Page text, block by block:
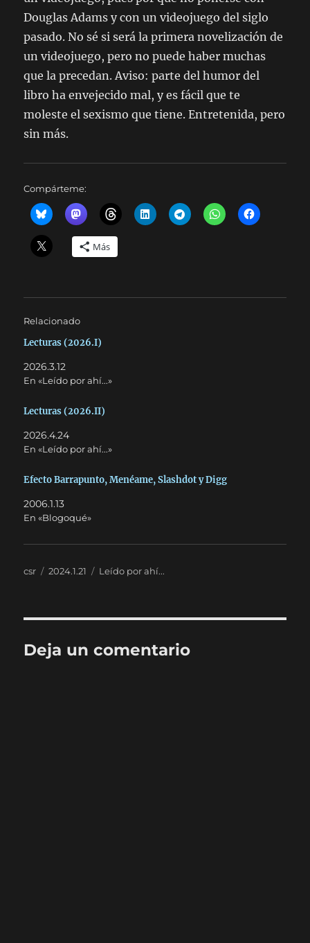
Douglas Adams y con un videojuego del siglo
pasado. No sé si será la primera novelización de
un videojuego, pero no puede haber muchas
que la precedan. Aviso: parte del humor del
libro ha envejecido mal, y es fácil que te
moleste el sexismo que tiene. Entretenida, pero
sin más.
Compárteme:
Más
Relacionado
Lecturas (2026.I)
2026.3.12
En «Leído por ahí...»
Lecturas (2026.II)
2026.4.24
En «Leído por ahí...»
Efecto Barrapunto, Menéame, Slashdot y Digg
2006.1.13
En «Blogoqué»
Autor
csr
Publicado
2024.1.21 Categorías
Leído por ahí...
Deja un comentario